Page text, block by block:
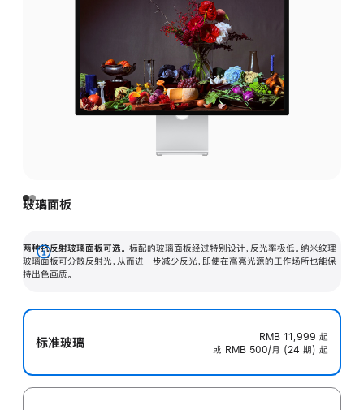
玻璃面板
两种抗反射玻璃面板可选。 标配的玻璃面板经过特别设计，反光率极低。纳米纹理
玻璃面板可分散反射光，从而进一步减少反光，即使在高亮光源的工作场所也能保
持出色画质。
展
开
标准玻璃 RMB 11,999 起
或 RMB 500/月 (24 期) 起